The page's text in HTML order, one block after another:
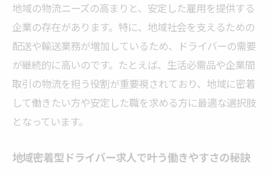
未経験歓迎のドライバー求人で得られる成
長
ドライバー未経験から安定収入を得るポイ
ント
働きやすさ重視のドライバー求人探し術
残業少なめのドライバー求人を賢く見つけ
ドライバー職で休日が多い求人の特徴とは
地域の物流ニーズの高まりと、安定した雇用を提供する
企業の存在があります。特に、地域社会を支えるための
配送や輸送業務が増加しているため、ドライバーの需要
が継続的に高いのです。たとえば、生活必需品や企業間
取引の物流を担う役割が重要視されており、地域に密着
して働きたい方や安定した職を求める方に最適な選択肢
となっています。
地域密着型ドライバー求人で叶う働きやすさの秘訣